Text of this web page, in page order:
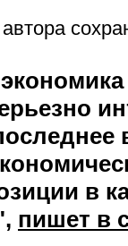
в
пишет в